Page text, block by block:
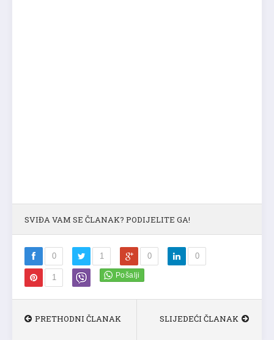
SVIĐA VAM SE ČLANAK? PODIJELITE GA!
0 1 0 0
1
PRETHODNI ČLANAK SLIJEDEĆI ČLANAK